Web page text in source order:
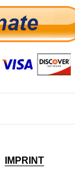
IMPRINT